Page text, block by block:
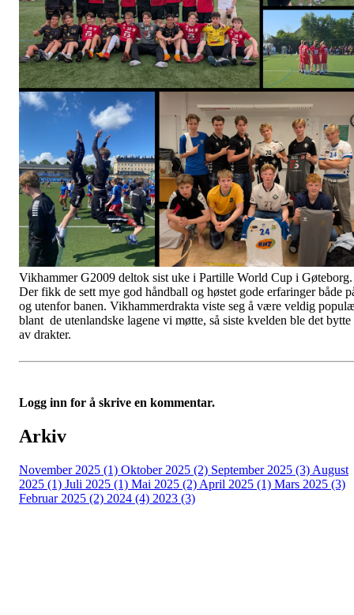
Vikhammer G2009 deltok sist uke i Partille World Cup i Gøteborg.
Der fikk de sett mye god håndball og høstet gode erfaringer både
og utenfor banen. Vikhammerdrakta viste seg å være veldig
blant de utenlandske lagene vi møtte, så siste kvelden ble det bytte
av drakter.
Logg inn for å skrive en kommentar.
Arkiv
November 2025 (1) Oktober 2025 (2) September 2025 (3) August
2025 (1) Juli 2025 (1) Mai 2025 (2) April 2025 (1) Mars 2025 (3)
Februar 2025 (2) 2024 (4) 2023 (3)